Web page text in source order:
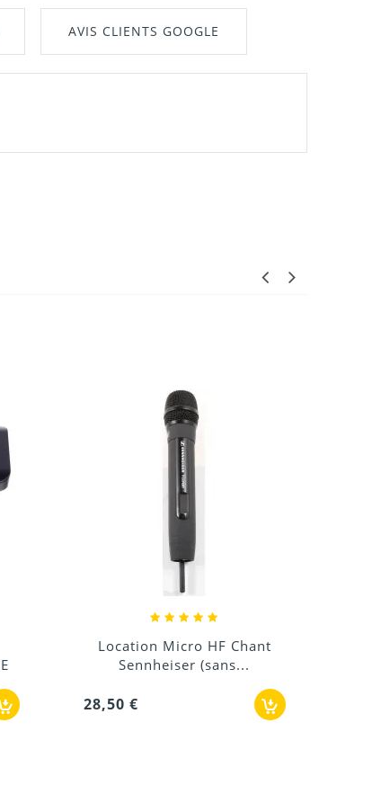
AVIS CLIENTS GOOGLE
Location Micro sans fil HF
Chant Sennheiser
45,00 €